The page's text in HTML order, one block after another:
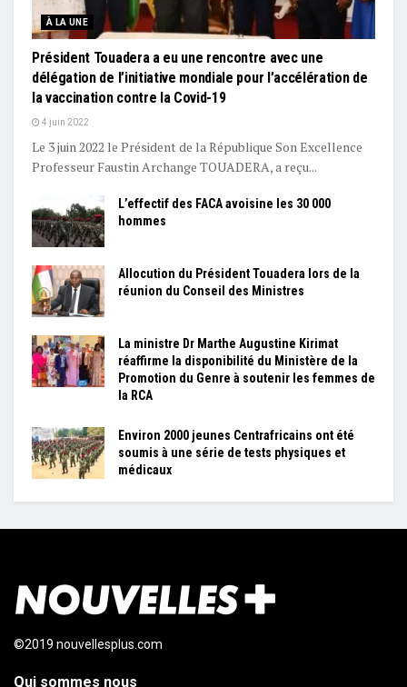
À LA UNE
Président Touadera a eu une rencontre avec une
délégation de l’initiative mondiale pour l’accélération de
la vaccination contre la Covid-19
4 juin 2022
Le 3 juin 2022 le Président de la République Son Excellence
Professeur Faustin Archange TOUADERA, a reçu...
L’effectif des FACA avoisine les 30 000
hommes
Allocution du Président Touadera lors de la
réunion du Conseil des Ministres
La ministre Dr Marthe Augustine Kirimat
réaffirme la disponibilité du Ministère de la
Promotion du Genre à soutenir les femmes de
la RCA
Environ 2000 jeunes Centrafricains ont été
soumis à une série de tests physiques et
médicaux
©2019 nouvellesplus.com
Qui sommes nous